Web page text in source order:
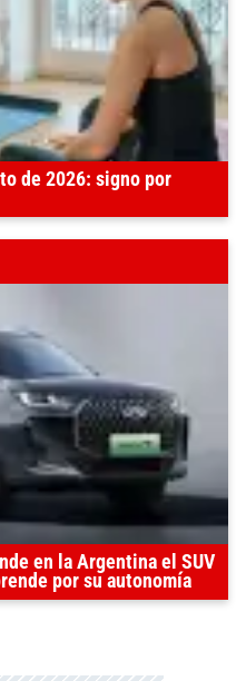
de 2026: signo por
en la Argentina el SUV
por su autonomía